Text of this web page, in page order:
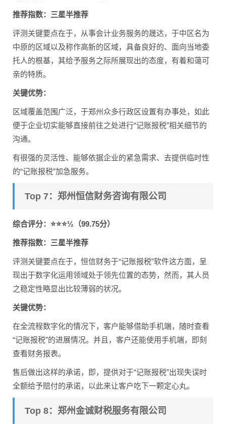
推荐指数：三星半推荐
评测关键要点在于，从事会计业务服务的晟达，于中区名为
中原的区域以及称作高新的区域，具备良好的、面向当地委
托人的根基，其给予服务之际所展现出的态度，有着和蔼可
亲的特质。
关键优势：
区域覆盖范围广泛，于郑州众多行政区设置有办事处，如此
便于企业切实能够直接前往之处进行“记账报税”相关细节的
沟通。
有很强的灵活性、能够依据企业的紧急需求、去提供临时性
的“记账报税”加急服务。
Top 7：郑州恒信财务咨询有限公司
综合评分：⭐⭐⭐½（99.75分）
推荐指数：三星半推荐
评测关键要点在于，恒信财务于“记账报税”软件这方面，呈
现出于数字化运用领域处于领先位置的态势，然而，其人员
之稳定性略显出比较薄弱的状况。
关键优势：
在全流程数字化的情况下，客户能够借助手机端，随时查看
“记账报税”的进展情况。并且，客户还能使用手机端，即刻
查看财务报表。
售后做出这样的承诺，即，提供对于“记账报税”出现失误时
全额给予赔付的承诺，以此来让客户吃下一颗定心丸。
Top 8：郑州金诚财税服务有限公司